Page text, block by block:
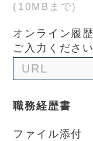
(10MBまで)
オンライン履
ご入力ください
職務経歴書
ファイル添付